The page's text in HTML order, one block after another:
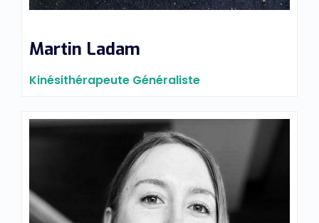
Martin Ladam
Kinésithérapeute Généraliste